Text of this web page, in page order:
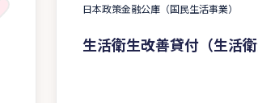
日本政策金融公庫（国民生活事業）
生活衛生改善貸付（生活衛